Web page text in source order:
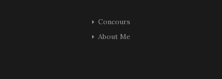
Concours
About Me